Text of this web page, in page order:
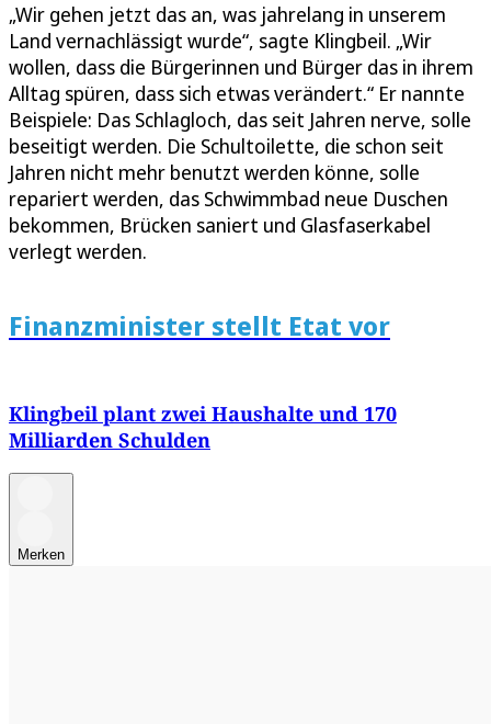
„Wir gehen jetzt das an, was jahrelang in unserem
Land vernachlässigt wurde“, sagte Klingbeil. „Wir
wollen, dass die Bürgerinnen und Bürger das in ihrem
Alltag spüren, dass sich etwas verändert.“ Er nannte
Beispiele: Das Schlagloch, das seit Jahren nerve, solle
beseitigt werden. Die Schultoilette, die schon seit
Jahren nicht mehr benutzt werden könne, solle
repariert werden, das Schwimmbad neue Duschen
bekommen, Brücken saniert und Glasfaserkabel
verlegt werden.
Finanzminister stellt Etat vor
Klingbeil plant zwei Haushalte und 170
Milliarden Schulden
Merken